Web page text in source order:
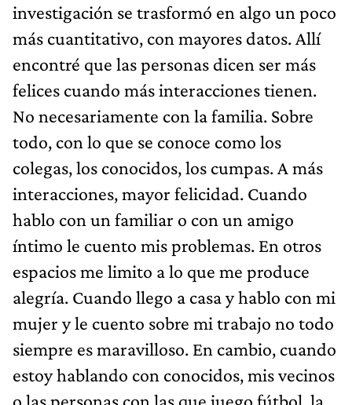
investigación se trasformó en algo un poco
más cuantitativo, con mayores datos. Allí
encontré que las personas dicen ser más
felices cuando más interacciones tienen.
No necesariamente con la familia. Sobre
todo, con lo que se conoce como los
colegas, los conocidos, los cumpas. A más
interacciones, mayor felicidad. Cuando
hablo con un familiar o con un amigo
íntimo le cuento mis problemas. En otros
espacios me limito a lo que me produce
alegría. Cuando llego a casa y hablo con mi
mujer y le cuento sobre mi trabajo no todo
siempre es maravilloso. En cambio, cuando
estoy hablando con conocidos, mis vecinos
o las personas con las que juego fútbol, la